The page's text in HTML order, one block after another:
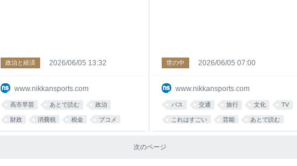
www.nikkansports.com
政治と経済 2026/06/05 13:32
高市早苗 あとで読む 政治
財政 消費税 税金 ブコメ
www.nikkansports.com
世の中 2026/06/05 07:00
バス 交通 旅行 文化 TV
これはすごい 芸能 あとで読む
次のページ